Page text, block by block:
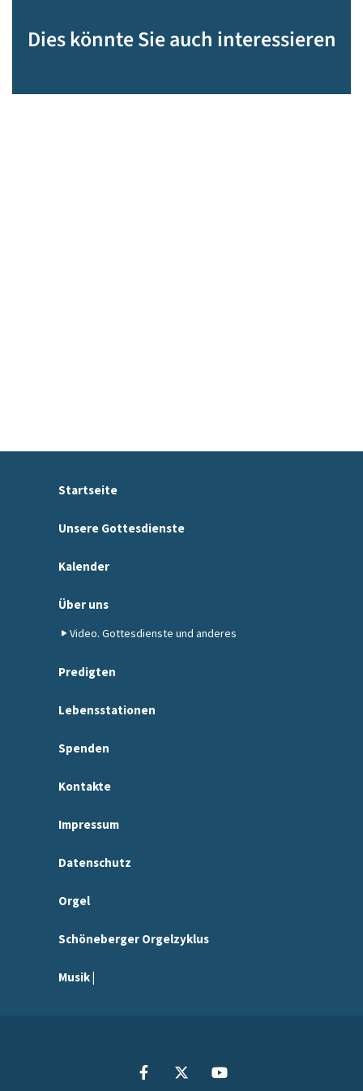
Dies könnte Sie auch interessieren
Startseite
Unsere Gottesdienste
Kalender
Über uns
Video. Gottesdienste und anderes
Predigten
Lebensstationen
Spenden
Kontakte
Impressum
Datenschutz
Orgel
Schöneberger Orgelzyklus
Musik |